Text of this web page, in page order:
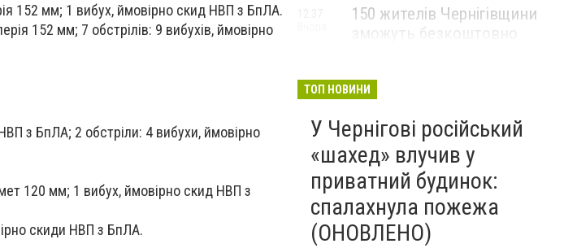
152 мм; 1 вибух, ймовірно скид НВП з БпЛА.
152 мм; 7 обстрілів: 9 вибухів, ймовірно
з БпЛА; 2 обстріли: 4 вибухи, ймовірно
120 мм; 1 вибух, ймовірно скид НВП з
скиди НВП з БпЛА.
150 жителів Чернігівщини
зможуть безкоштовно
ТОП НОВИНИ
У Чернігові російський
«шахед» влучив у
приватний будинок:
спалахнула пожежа
(ОНОВЛЕНО)